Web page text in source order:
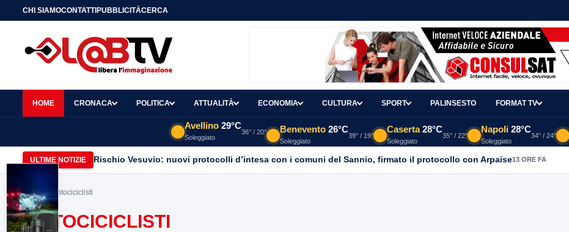
CHI SIAMOCONTATTIPUBBLICITÀCERCA
HOME CRONACA POLITICA ATTUALITÀ ECONOMIA CULTURA SPORT PALINSESTO FORMAT TV
Avellino 29°C
Soleggiato
36° / 20° Benevento 26°C
Soleggiato
39° / 19°
Caserta 28°C
Soleggiato
35° / 22°
Napoli 28°C
Soleggiato
34° / 24°
ULTIME NOTIZIE Rischio Vesuvio: nuovi protocolli d’intesa con i comuni del Sannio, firmato il protocollo con Arpaise13 ORE FA
Home> motociciclisti
MOTOCICICLISTI